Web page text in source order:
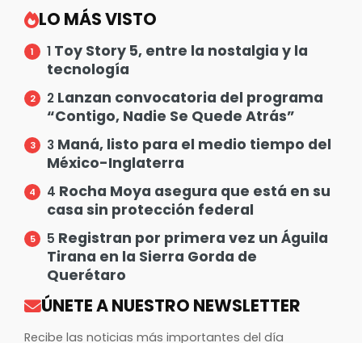
LO MÁS VISTO
1 Toy Story 5, entre la nostalgia y la
tecnología
2 Lanzan convocatoria del programa
“Contigo, Nadie Se Quede Atrás”
3 Maná, listo para el medio tiempo del
México-Inglaterra
4 Rocha Moya asegura que está en su
casa sin protección federal
5 Registran por primera vez un Águila
Tirana en la Sierra Gorda de
Querétaro
ÚNETE A NUESTRO NEWSLETTER
Recibe las noticias más importantes del día